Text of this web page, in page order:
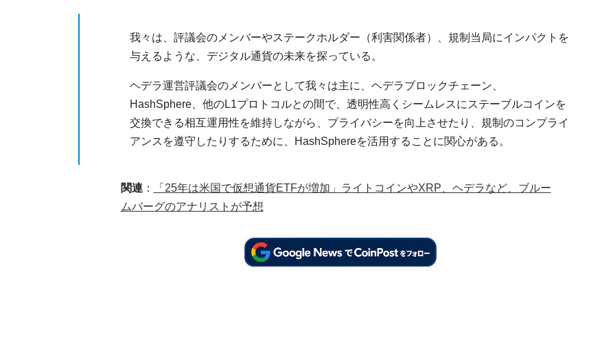
我々は、評議会のメンバーやステークホルダー（利害関係者）、規制当局にインパクトを
与えるような、デジタル通貨の未来を探っている。
ヘデラ運営評議会のメンバーとして我々は主に、ヘデラブロックチェーン、
HashSphere、他のL1プロトコルとの間で、透明性高くシームレスにステーブルコインを
交換できる相互運用性を維持しながら、プライバシーを向上させたり、規制のコンプライ
アンスを遵守したりするために、HashSphereを活用することに関心がある。
関連：
「25年は米国で仮想通貨ETFが増加」ライトコインやXRP、ヘデラなど、ブルー
ムバーグのアナリストが予想